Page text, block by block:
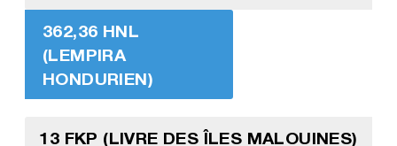
362,36 HNL
(LEMPIRA
HONDURIEN)
13 FKP (LIVRE DES ÎLES MALOUINES)